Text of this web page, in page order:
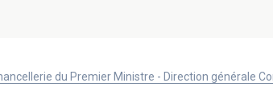
du Premier Ministre - Direction générale